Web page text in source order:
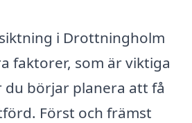
i Drottningholm
faktorer, som är viktiga
du börjar planera att få
Först och främst